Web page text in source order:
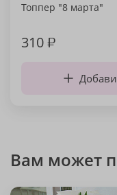
Топпер "8 марта"
310₽
Вам может